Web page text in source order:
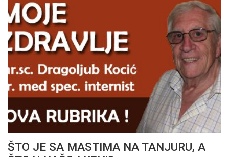
ŠTO JE SA MASTIMA NA TANJURU, A